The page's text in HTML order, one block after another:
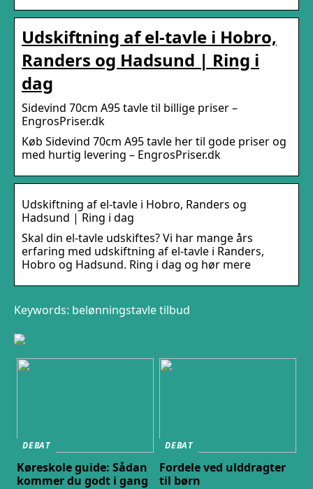
Udskiftning af el-tavle i Hobro,
Randers og Hadsund | Ring i
dag
Sidevind 70cm A95 tavle til billige priser –
EngrosPriser.dk
Køb Sidevind 70cm A95 tavle her til gode priser og
med hurtig levering – EngrosPriser.dk
Udskiftning af el-tavle i Hobro, Randers og
Hadsund | Ring i dag
Skal din el-tavle udskiftes? Vi har mange års
erfaring med udskiftning af el-tavle i Randers,
Hobro og Hadsund. Ring i dag og hør mere
Keywords: belønningstavle tilbud
DEBAT
Køreskole guide: Sådan
kommer du godt i gang
DEBAT
Fordele ved ulddragter
til børn